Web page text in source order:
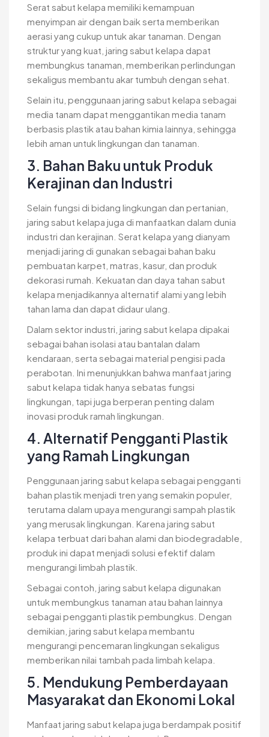
Serat sabut kelapa memiliki kemampuan
menyimpan air dengan baik serta memberikan
aerasi yang cukup untuk akar tanaman. Dengan
struktur yang kuat, jaring sabut kelapa dapat
membungkus tanaman, memberikan perlindungan
sekaligus membantu akar tumbuh dengan sehat.
Selain itu, penggunaan jaring sabut kelapa sebagai
media tanam dapat menggantikan media tanam
berbasis plastik atau bahan kimia lainnya, sehingga
lebih aman untuk lingkungan dan tanaman.
3. Bahan Baku untuk Produk
Kerajinan dan Industri
Selain fungsi di bidang lingkungan dan pertanian,
jaring sabut kelapa juga di manfaatkan dalam dunia
industri dan kerajinan. Serat kelapa yang dianyam
menjadi jaring di gunakan sebagai bahan baku
pembuatan karpet, matras, kasur, dan produk
dekorasi rumah. Kekuatan dan daya tahan sabut
kelapa menjadikannya alternatif alami yang lebih
tahan lama dan dapat didaur ulang.
Dalam sektor industri, jaring sabut kelapa dipakai
sebagai bahan isolasi atau bantalan dalam
kendaraan, serta sebagai material pengisi pada
perabotan. Ini menunjukkan bahwa manfaat jaring
sabut kelapa tidak hanya sebatas fungsi
lingkungan, tapi juga berperan penting dalam
inovasi produk ramah lingkungan.
4. Alternatif Pengganti Plastik
yang Ramah Lingkungan
Penggunaan jaring sabut kelapa sebagai pengganti
bahan plastik menjadi tren yang semakin populer,
terutama dalam upaya mengurangi sampah plastik
yang merusak lingkungan. Karena jaring sabut
kelapa terbuat dari bahan alami dan biodegradable,
produk ini dapat menjadi solusi efektif dalam
mengurangi limbah plastik.
Sebagai contoh, jaring sabut kelapa digunakan
untuk membungkus tanaman atau bahan lainnya
sebagai pengganti plastik pembungkus. Dengan
demikian, jaring sabut kelapa membantu
mengurangi pencemaran lingkungan sekaligus
memberikan nilai tambah pada limbah kelapa.
5. Mendukung Pemberdayaan
Masyarakat dan Ekonomi Lokal
Manfaat jaring sabut kelapa juga berdampak positif